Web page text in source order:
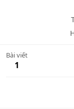
Bài viết
1